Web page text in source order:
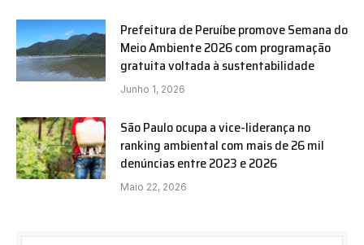
Prefeitura de Peruíbe promove Semana do
Meio Ambiente 2026 com programação
gratuita voltada à sustentabilidade
Junho 1, 2026
São Paulo ocupa a vice-liderança no
ranking ambiental com mais de 26 mil
denúncias entre 2023 e 2026
Maio 22, 2026